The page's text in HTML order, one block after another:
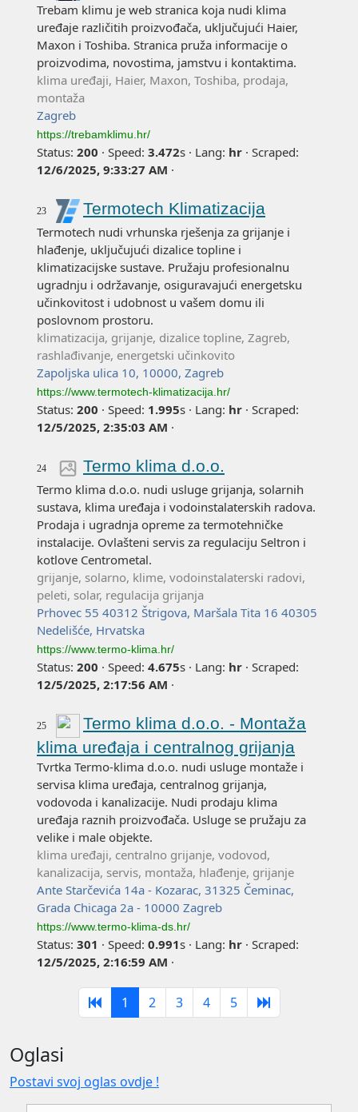
Trebam klimu je web stranica koja nudi klima
uređaje različitih proizvođača, uključujući Haier,
Maxon i Toshiba. Stranica pruža informacije o
proizvodima, novostima, jamstvu i kontaktima.
klima uređaji, Haier, Maxon, Toshiba, prodaja,
montaža
Zagreb
https://trebamklimu.hr/
Status: 200 · Speed: 3.472s · Lang: hr · Scraped:
12/6/2025, 9:33:27 AM ·
23 Termotech Klimatizacija
Termotech nudi vrhunska rješenja za grijanje i
hlađenje, uključujući dizalice topline i
klimatizacijske sustave. Pružaju profesionalnu
ugradnju i održavanje, osiguravajući energetsku
učinkovitost i udobnost u vašem domu ili
poslovnom prostoru.
klimatizacija, grijanje, dizalice topline, Zagreb,
rashlađivanje, energetski učinkovito
Zapoljska ulica 10, 10000, Zagreb
https://www.termotech-klimatizacija.hr/
Status: 200 · Speed: 1.995s · Lang: hr · Scraped:
12/5/2025, 2:35:03 AM ·
24 Termo klima d.o.o.
Termo klima d.o.o. nudi usluge grijanja, solarnih
sustava, klima uređaja i vodoinstalaterskih radova.
Prodaja i ugradnja opreme za termotehničke
instalacije. Ovlašteni servis za regulaciju Seltron i
kotlove Centrometal.
grijanje, solarno, klime, vodoinstalaterski radovi,
peleti, solar, regulacija grijanja
Prhovec 55 40312 Štrigova, Maršala Tita 16 40305
Nedelišće, Hrvatska
https://www.termo-klima.hr/
Status: 200 · Speed: 4.675s · Lang: hr · Scraped:
12/5/2025, 2:17:56 AM ·
25
Termo klima d.o.o. - Montaža
klima uređaja i centralnog grijanja
Tvrtka Termo-klima d.o.o. nudi usluge montaže i
servisa klima uređaja, centralnog grijanja,
vodovoda i kanalizacije. Nudi prodaju klima
uređaja raznih proizvođača. Usluge se pružaju za
velike i male objekte.
klima uređaji, centralno grijanje, vodovod,
kanalizacija, servis, montaža, hlađenje, grijanje
Ante Starčevića 14a - Kozarac, 31325 Čeminac,
Grada Chicaga 2a - 10000 Zagreb
https://www.termo-klima-ds.hr/
Status: 301 · Speed: 0.991s · Lang: hr · Scraped:
12/5/2025, 2:16:59 AM ·
1 2 3 4 5
Oglasi
Postavi svoj oglas ovdje !